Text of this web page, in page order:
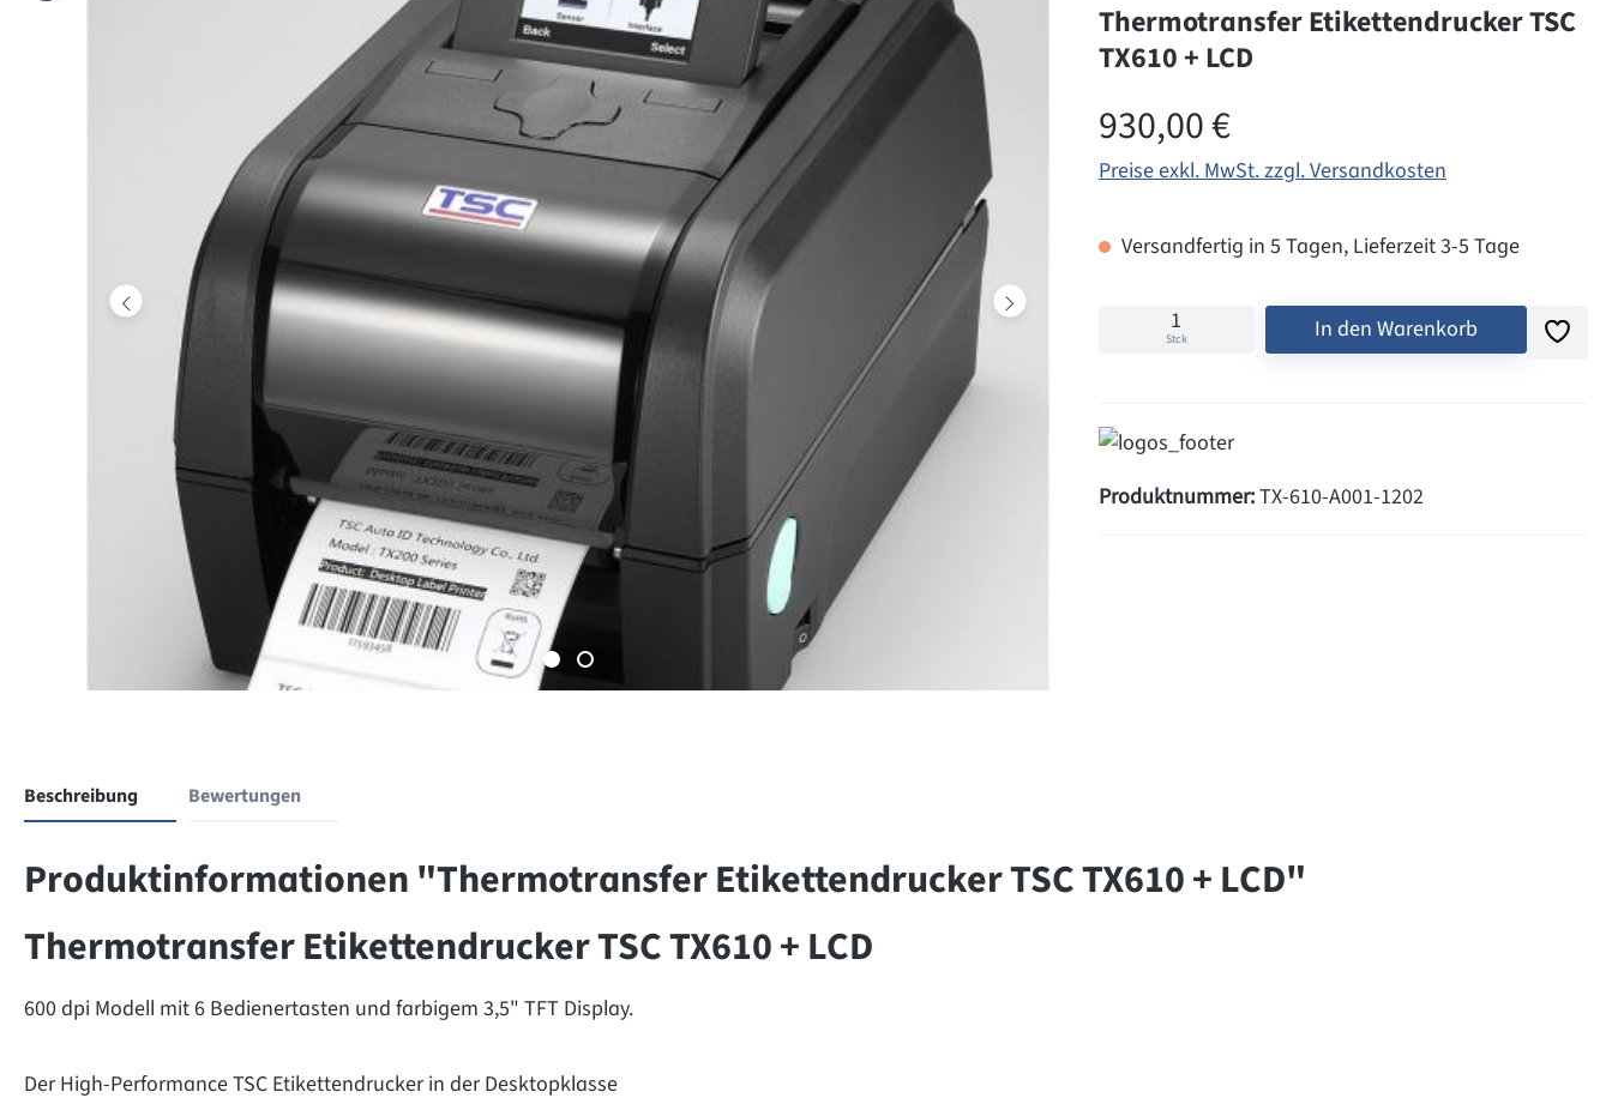
Thermotransfer Etikettendrucker TSC
TX610 + LCD
Regulärer Preis:
930,00 €
Preise exkl. MwSt. zzgl. Versandkosten
Versandfertig in 5 Tagen, Lieferzeit 3-5 Tage
Stck In den Warenkorb
Produktnummer:TX-610-A001-1202
Beschreibung Bewertungen
Produktinformationen "Thermotransfer Etikettendrucker TSC TX610 + LCD"
Thermotransfer Etikettendrucker TSC TX610 + LCD
600 dpi Modell mit 6 Bedienertasten und farbigem 3,5" TFT Display.
Der High-Performance TSC Etikettendrucker in der Desktopklasse